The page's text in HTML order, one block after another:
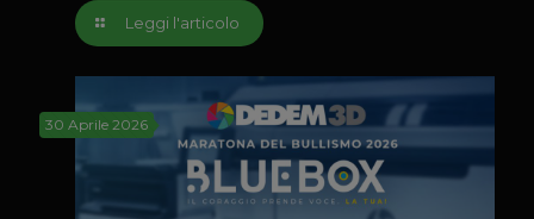
Leggi l'articolo
30 Aprile 2026